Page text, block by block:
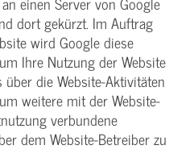
dort gekürzt. Im Auftrag
wird Google diese
Ihre Nutzung der Website
die Website-Aktivitäten
weitere mit der Website-
verbundene
dem Website-Betreiber zu